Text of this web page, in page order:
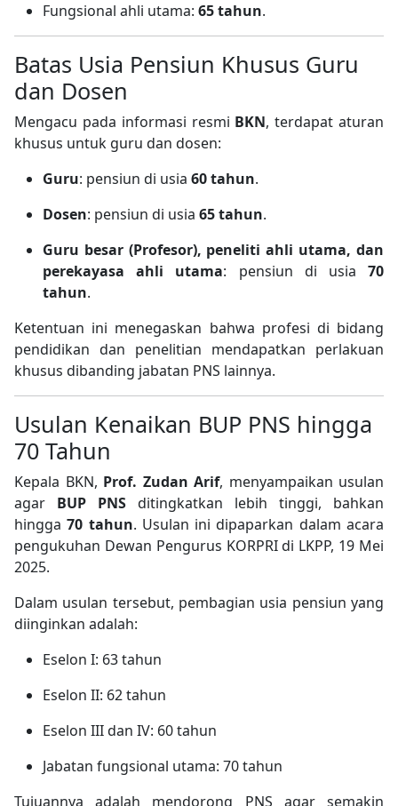
Fungsional ahli utama: 65 tahun.
Batas Usia Pensiun Khusus Guru
dan Dosen
Mengacu pada informasi resmi BKN, terdapat aturan
khusus untuk guru dan dosen:
Guru: pensiun di usia 60 tahun.
Dosen: pensiun di usia 65 tahun.
Guru besar (Profesor), peneliti ahli utama, dan
perekayasa ahli utama: pensiun di usia70
tahun.
Ketentuan ini menegaskan bahwa profesi di bidang
pendidikan dan penelitian mendapatkan perlakuan
khusus dibanding jabatan PNS lainnya.
Usulan Kenaikan BUP PNS hingga
70 Tahun
Kepala BKN, Prof. Zudan Arif, menyampaikan usulan
agar BUP PNS ditingkatkan lebih tinggi, bahkan
hingga70 tahun. Usulan ini dipaparkan dalam acara
pengukuhan Dewan Pengurus KORPRI di LKPP, 19 Mei
2025.
Dalam usulan tersebut, pembagian usia pensiun yang
diinginkan adalah:
Eselon I: 63 tahun
Eselon II: 62 tahun
Eselon III dan IV: 60 tahun
Jabatan fungsional utama: 70 tahun
Tujuannya adalah mendorong PNS agar semakin